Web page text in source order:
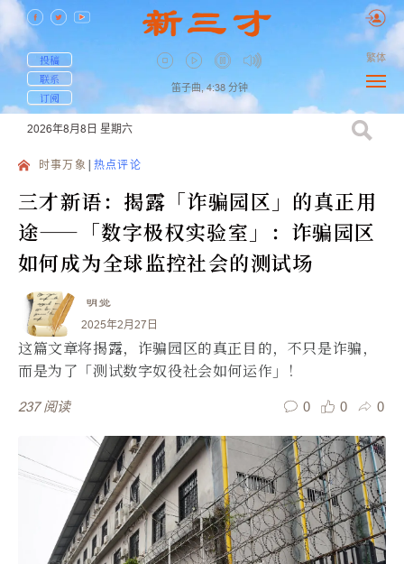
投稿
联系
订阅
笛子曲, 4:38 分钟
繁体
2026年8月8日 星期六
时事万象 热点评论
三才新语：揭露「诈骗园区」的真正用
途——「数字极权实验室」：诈骗园区
如何成为全球监控社会的测试场
明觉
2025年2月27日
这篇文章将揭露，诈骗园区的真正目的，不只是诈骗，
而是为了「测试数字奴役社会如何运作」！
237 阅读 0 0 0